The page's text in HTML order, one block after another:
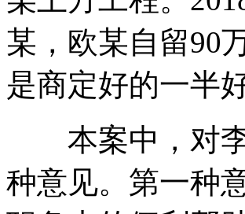
某，欧某自留90
是商定好的一半
本案中，对李
种意见。第一种